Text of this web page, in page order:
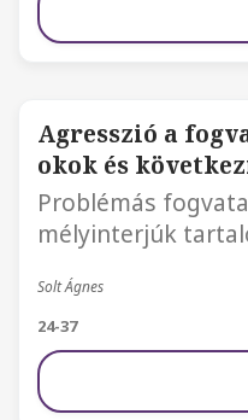
Agresszió a
okok és
Problémás
mélyinterjúk
Solt Ágnes
24-37